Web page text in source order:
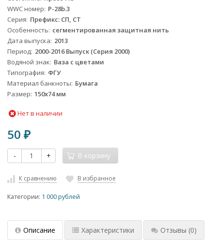
WWC номер P-28b.3
Серия Префикс: СП, СТ
Особенность сегментированная защитная нить
Дата выпуска 2013
Период 2000-2016 Выпуск (Серия 2000)
Водяной знак Ваза с цветами
Типография ФГУ
Материал банкноты Бумага
Размер 150х74 мм
Нет в наличии
50 ₽
- + В корзину
К сравнению В избранное
Категории: 1 000 рублей
Описание Характеристики Отзывы (0)